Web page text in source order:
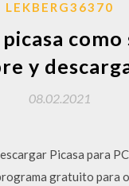
LEKBERG36370
picasa
y
08.02.2021
Picasa para
gratuito para